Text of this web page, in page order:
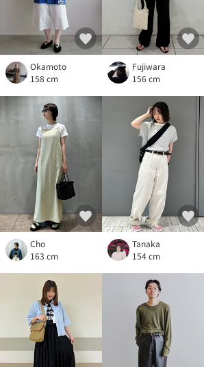
Okamoto
158 cm
Fujiwara
156 cm
Cho
163 cm
Tanaka
154 cm